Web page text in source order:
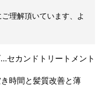
理解頂いています、よ
セカンドトリートメント
時間と髪質改善と薄